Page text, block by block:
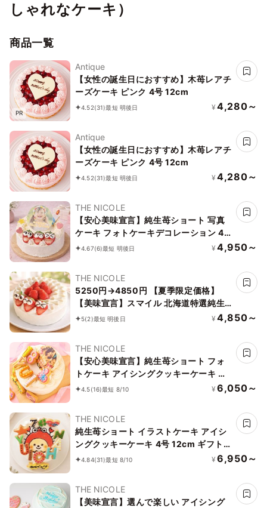
しゃれなケーキ）
商品一覧
PR
Antique
【女性の誕生日におすすめ】木苺レアチ
ーズケーキ ピンク 4号 12cm
4.52(31)最短 明後日 ¥ 4,280～
Antique
【女性の誕生日におすすめ】木苺レアチ
ーズケーキ ピンク 4号 12cm
4.52(31)最短 明後日 ¥ 4,280～
THE NICOLE
【安心美味宣言】純生苺ショート 写真
ケーキ フォトケーキデコレーション 4
号 12cm 【オプション選択でオリジナ
4.67(6)最短 明後日 ¥ 4,950～
THE NICOLE
5250円→4850円 【夏季限定価格】
【美味宣言】スマイル 北海道特選純生
苺ショート ケーキ 4号 1２cm ＊当日配
5(2)最短 明後日 ¥ 4,850～
THE NICOLE
【安心美味宣言】純生苺ショート フォ
トケーキ アイシングクッキーケーキ 写
真ケーキ 4号 12cm 【お好きなイラスト
4.5(16)最短 8/10 ¥ 6,050～
THE NICOLE
純生苺ショート イラストケーキ アイシ
ングクッキーケーキ 4号 12cm ギフトに
最適
4.84(31)最短 8/10 ¥ 6,950～
THE NICOLE
【美味宣言】選んで楽しい アイシング